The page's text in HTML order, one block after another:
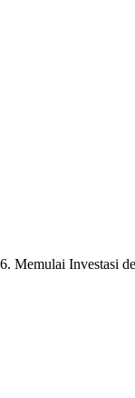
6. Memulai Investasi